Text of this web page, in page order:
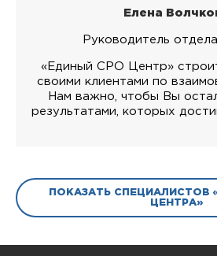
Елена
Руководитель
«Единый СРО Центр»
своими клиентами по
Нам важно, чтобы Вы
результатами, которых
ПОКАЗАТЬ СПЕЦИАЛИСТОВ
ЦЕНТРА»